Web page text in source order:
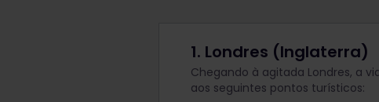
1. Londres (Inglaterra)
Chegando à agitada Londres, a
aos seguintes pontos turísticos: